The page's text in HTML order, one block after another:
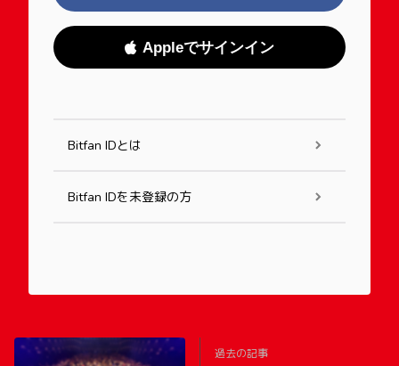
Appleでサインイン
Bitfan IDとは
Bitfan IDを未登録の方
過去の記事